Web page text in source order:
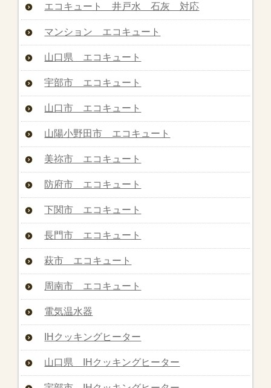
エコキュート 井戸水 石灰 対応
マンション エコキュート
山口県 エコキュート
宇部市 エコキュート
山口市 エコキュート
山陽小野田市 エコキュート
美祢市 エコキュート
防府市 エコキュート
下関市 エコキュート
長門市 エコキュート
萩市 エコキュート
周南市 エコキュート
電気温水器
IHクッキングヒーター
山口県 IHクッキングヒーター